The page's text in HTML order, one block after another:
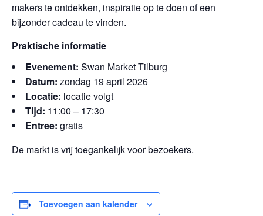
makers te ontdekken, inspiratie op te doen of een
bijzonder cadeau te vinden.
Praktische informatie
Evenement: Swan Market Tilburg
Datum: zondag 19 april 2026
Locatie: locatie volgt
Tijd: 11:00 – 17:30
Entree: gratis
De markt is vrij toegankelijk voor bezoekers.
Toevoegen aan kalender